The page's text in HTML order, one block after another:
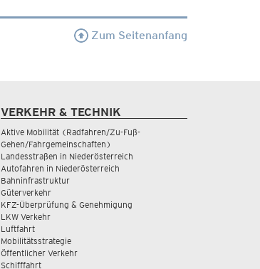
Zum Seitenanfang
VERKEHR & TECHNIK
Aktive Mobilität (Radfahren/Zu-Fuß-
Gehen/Fahrgemeinschaften)
Landesstraßen in Niederösterreich
Autofahren in Niederösterreich
Bahninfrastruktur
Güterverkehr
KFZ-Überprüfung & Genehmigung
LKW Verkehr
Luftfahrt
Mobilitätsstrategie
Öffentlicher Verkehr
Schifffahrt